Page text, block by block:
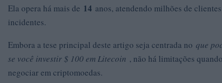
Ela opera há mais de 14 anos, atendendo milhões de
incidentes.
Embora a tese principal deste artigo seja centrada no que
se você investir $ 100 em Litecoin , não há limitações
negociar em criptomoedas.